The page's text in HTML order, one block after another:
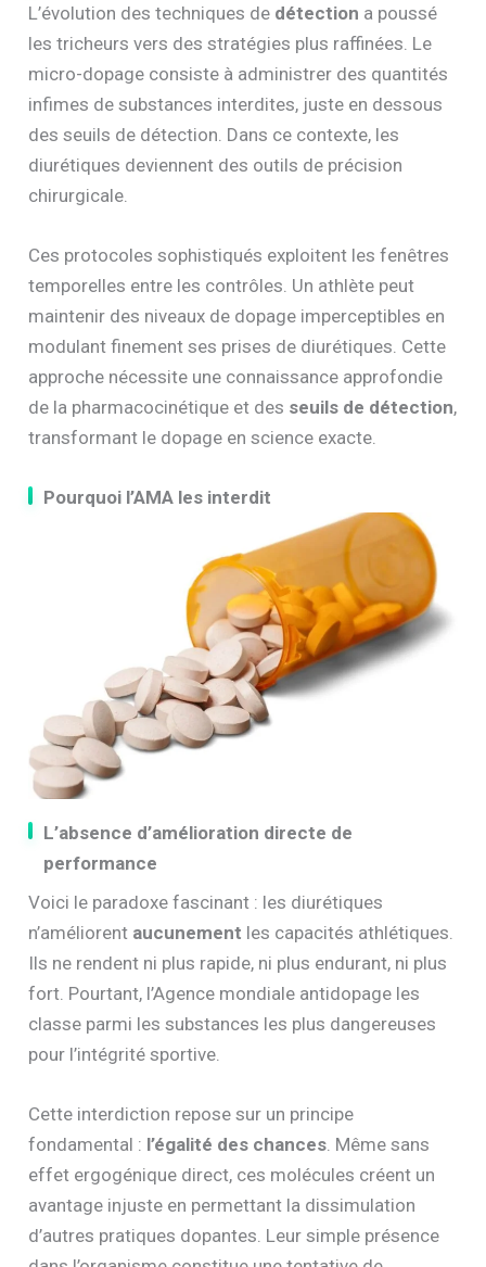
L’évolution des techniques de détection a poussé
les tricheurs vers des stratégies plus raffinées. Le
micro-dopage consiste à administrer des quantités
infimes de substances interdites, juste en dessous
des seuils de détection. Dans ce contexte, les
diurétiques deviennent des outils de précision
chirurgicale.
Ces protocoles sophistiqués exploitent les fenêtres
temporelles entre les contrôles. Un athlète peut
maintenir des niveaux de dopage imperceptibles en
modulant finement ses prises de diurétiques. Cette
approche nécessite une connaissance approfondie
de la pharmacocinétique et des seuils de détection,
transformant le dopage en science exacte.
Pourquoi l’AMA les interdit
L’absence d’amélioration directe de
performance
Voici le paradoxe fascinant : les diurétiques
n’améliorent aucunement les capacités athlétiques.
Ils ne rendent ni plus rapide, ni plus endurant, ni plus
fort. Pourtant, l’Agence mondiale antidopage les
classe parmi les substances les plus dangereuses
pour l’intégrité sportive.
Cette interdiction repose sur un principe
fondamental : l’égalité des chances . Même sans
effet ergogénique direct, ces molécules créent un
avantage injuste en permettant la dissimulation
d’autres pratiques dopantes. Leur simple présence